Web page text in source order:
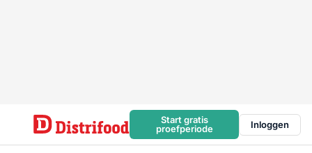
Start gratis
proefperiode
Inloggen